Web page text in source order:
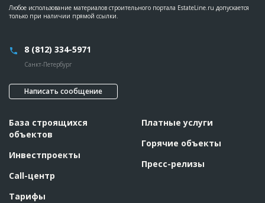
Любое использование материалов строительного портала EstateLine.ru допускается
только при наличии прямой ссылки.
8 (812) 334-5971
Санкт-Петербург
Написать сообщение
База строящихся
объектов
Инвестпроекты
Call-центр
Тарифы
Платные услуги
Горячие объекты
Пресс-релизы